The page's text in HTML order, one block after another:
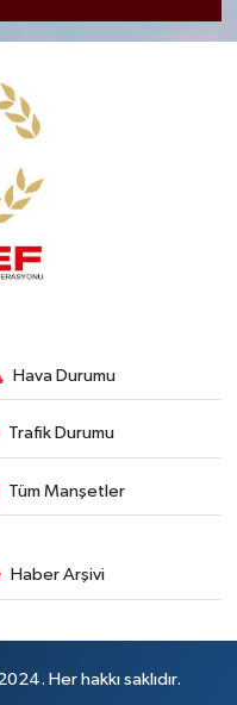
Hava Durumu
Trafik Durumu
Tüm Manşetler
Haber Arşivi
Her hakkı saklıdır.